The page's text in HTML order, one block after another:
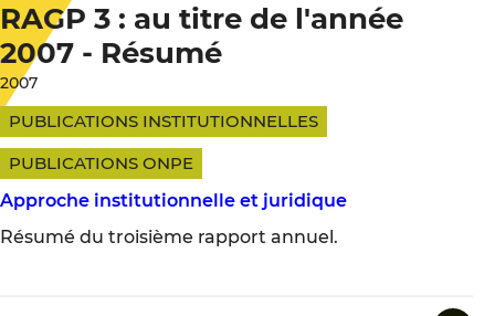
RAGP 3 : au titre de l'année
2007 - Résumé
2007
PUBLICATIONS INSTITUTIONNELLES
PUBLICATIONS ONPE
Approche institutionnelle et juridique
Résumé du troisième rapport annuel.